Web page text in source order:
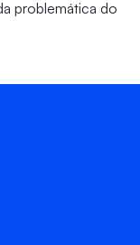
problemática do